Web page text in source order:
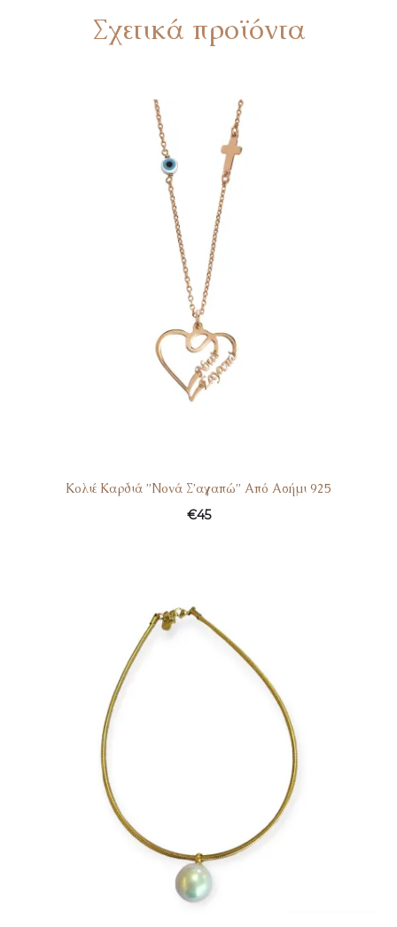
Σχετικά προϊόντα
Κολιέ Καρδιά ”Νονά Σ’αγαπώ” Από Ασήμι 925
€45